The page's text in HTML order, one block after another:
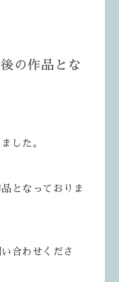
の作品とな
した。
となっておりま
合わせくださ